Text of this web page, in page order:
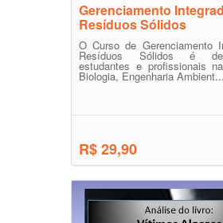
Gerenciamento
Resíduos Sólidos
O Curso de Gerenciamento
Resíduos Sólidos é
estudantes e profissionais
Biologia, Engenharia Ambient...
R$ 29,90